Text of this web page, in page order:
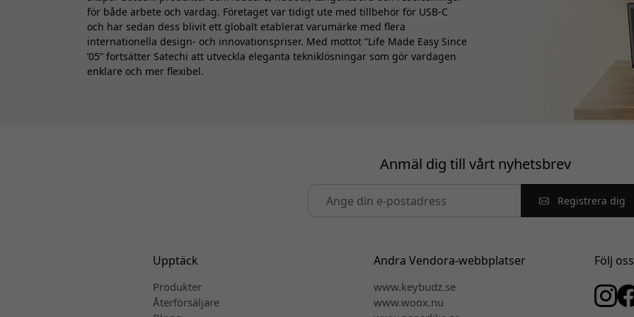
för både arbete och vardag. Företaget var tidigt ute med tillbehör för USB-C
och har sedan dess blivit ett globalt etablerat varumärke med flera
internationella design- och innovationspriser. Med mottot ”Life Made Easy Since
’05” fortsätter Satechi att utveckla eleganta tekniklösningar som gör vardagen
enklare och mer flexibel.
Anmäl dig till vårt nyhetsbrev
Registrera dig
Upptäck
Produkter
Återförsäljare
Andra Vendora-webbplatser
www.keybudz.se
www.woox.nu
Följ